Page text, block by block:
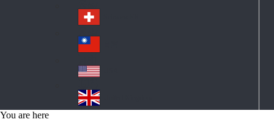
en
Sw
itz
erl
an
d
Sw
itz
erl
an
d
wa
n
A
Un
You are here